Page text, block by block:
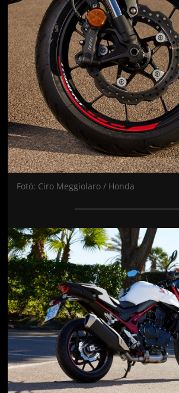
Fotó: Ciro Meggiolaro / Honda
Jön még kép!